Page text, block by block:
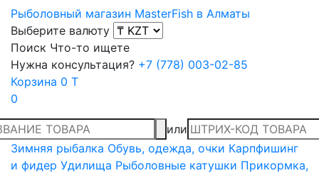
Рыболовный магазин MasterFish в Алматы
Выберите валюту
Поиск Что-то ищете
Нужна консультация? +7 (778) 003-02-85
Корзина 0 T
0
или
Зимняя рыбалка Обувь, одежда, очки Карпфишинг
и фидер Удилища Рыболовные катушки Прикормка,